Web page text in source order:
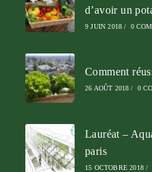
d’avoir un
9 JUIN 2018 / 0
Comment
26 AOÛT 2018 / 0
Lauréat –
paris
15 OCTOBRE 2018 /